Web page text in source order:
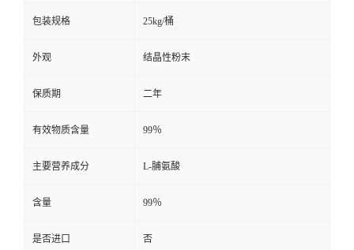
包装规格 25kg/桶
外观 结晶性粉末
保质期 二年
有效物质含量 99％
主要营养成分 L-脯氨酸
含量 99％
是否进口 否